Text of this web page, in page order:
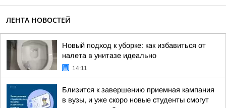
ЛЕНТА НОВОСТЕЙ
Новый подход к уборке: как избавиться от
налета в унитазе идеально
14:11
Близится к завершению приемная кампания
в вузы, и уже скоро новые студенты смогут